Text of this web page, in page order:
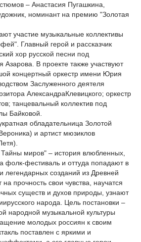
– Анастасия Пугашкина,
номинант на премию "Золотая
участие музыкальные коллективы
Главный герой и рассказчик
хор русской песни под
Азарова. В проекте также участвуют
концертный оркестр имени Юрия
Заслуженного деятеля
АлександраКлевицкого; оркестр
танцевальный коллектив под
Байковой.
обладательница Золотой
и артист мюзиклов
миров" – история влюбленных,
фолк-фестиваль и оттуда попадают в
созданий из Древней
прочность свои чувства, научатся
существ и духов природы, узнают
народа. Цель постановки –
народной музыкальной культуры
молодых россиян к своим
поставлен с яркими и